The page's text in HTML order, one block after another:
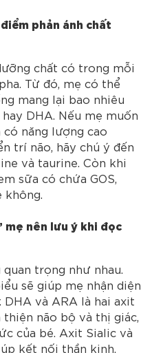
phản ánh chất
chất có trong mỗi
Từ đó, mẹ có thể
mang lại bao nhiêu
DHA. Nếu mẹ muốn
có năng lượng cao
trí não, hãy chú ý đến
và taurine. Còn khi
sữa có chứa GOS,
không.
mẹ nên lưu ý khi đọc
trọng như nhau.
sẽ giúp mẹ nhận diện
và ARA là hai axit
não bộ và thị giác,
của bé. Axit Sialic và
kết nối thần kinh,